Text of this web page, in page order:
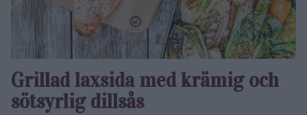
Grillad laxsida med krämig och
söt­syrlig dillsås